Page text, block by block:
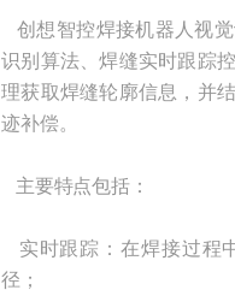
创想智控焊接机器人视
识别算法、焊缝实时跟踪
理获取焊缝轮廓信息，并
迹补偿。
主要特点包括：
实时跟踪：在焊接过程
径；